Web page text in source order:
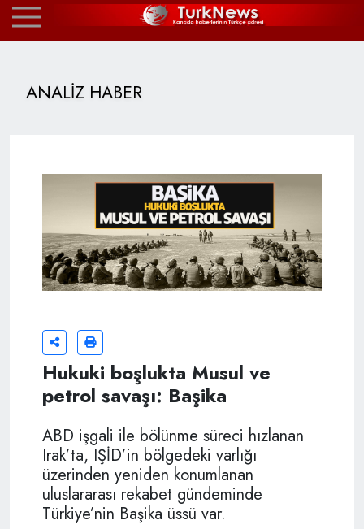
ANALİZ HABER
Hukuki boşlukta Musul ve
petrol savaşı: Başika
ABD işgali ile bölünme süreci hızlanan
Irak’ta, IŞİD’in bölgedeki varlığı
üzerinden yeniden konumlanan
uluslararası rekabet gündeminde
Türkiye’nin Başika üssü var.